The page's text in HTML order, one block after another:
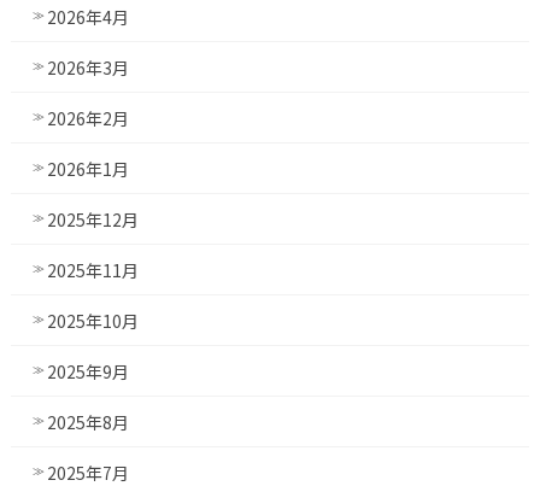
2026年4月
2026年3月
2026年2月
2026年1月
2025年12月
2025年11月
2025年10月
2025年9月
2025年8月
2025年7月